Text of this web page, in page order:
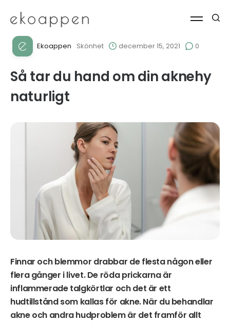
Ekoappen Skönhet december 15, 2021 0
Så tar du hand om din aknehy
naturligt
Finnar och blemmor drabbar de flesta någon eller
flera gånger i livet. De röda prickarna är
inflammerade talgkörtlar och det är ett
hudtillstånd som kallas för akne. När du behandlar
akne och andra hudproblem är det framför allt